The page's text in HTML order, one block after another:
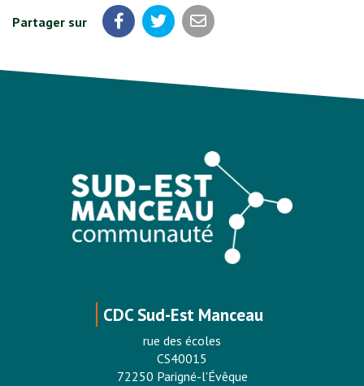
Partager sur Partager sur Facebook
Partager sur Twitter
Partager par email
CDC Sud-Est Manceau
rue des écoles
CS40015
72250 Parigné-l'Évêque